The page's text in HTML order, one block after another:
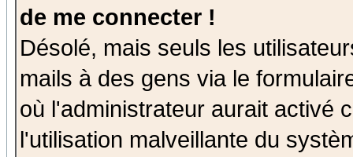
de me connecter !
Désolé, mais seuls les
mails à des gens via le
où l'administrateur aurait activé
l'utilisation malveillante du